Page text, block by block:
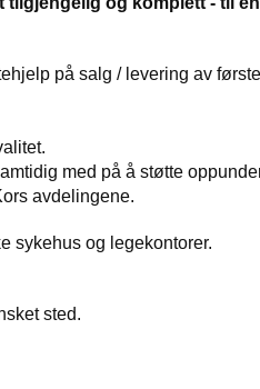
på salg / levering av
med på å støtte
avdelingene.
sykehus og legekontorer.
sted.